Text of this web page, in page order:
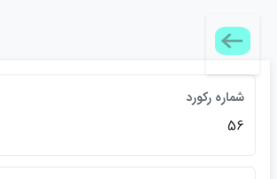
شماره رکورد
56